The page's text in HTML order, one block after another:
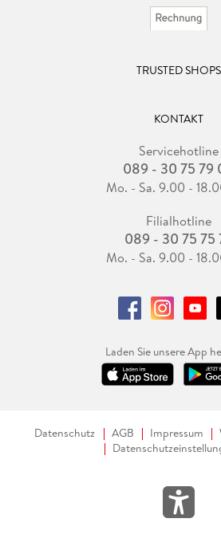
TRUSTED SHOPS
KONTAKT
Servicehotline
089 - 30 75 79
Mo. - Sa. 9.00 -
Filialhotline
089 - 30 75 75
Mo. - Sa. 9.00 -
Laden Sie unsere App
Datenschutz AGB Impressum